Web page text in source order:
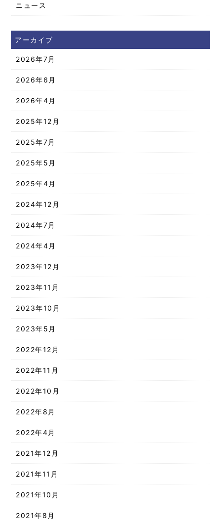
ニュース
アーカイブ
2026年7月
2026年6月
2026年4月
2025年12月
2025年7月
2025年5月
2025年4月
2024年12月
2024年7月
2024年4月
2023年12月
2023年11月
2023年10月
2023年5月
2022年12月
2022年11月
2022年10月
2022年8月
2022年4月
2021年12月
2021年11月
2021年10月
2021年8月